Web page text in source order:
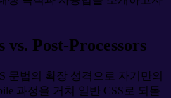
vs. Post-Processors
문법의 확장 성격으로 자기만의
과정을 거쳐 일반 CSS로 되돌